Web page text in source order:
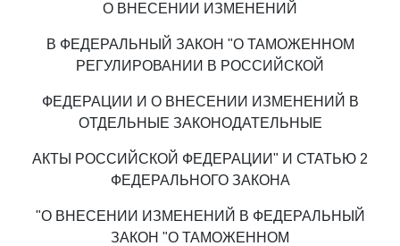
О ВНЕСЕНИИ ИЗМЕНЕНИЙ
В ФЕДЕРАЛЬНЫЙ ЗАКОН "О ТАМОЖЕННОМ
РЕГУЛИРОВАНИИ В РОССИЙСКОЙ
ФЕДЕРАЦИИ И О ВНЕСЕНИИ ИЗМЕНЕНИЙ В
ОТДЕЛЬНЫЕ ЗАКОНОДАТЕЛЬНЫЕ
АКТЫ РОССИЙСКОЙ ФЕДЕРАЦИИ" И СТАТЬЮ 2
ФЕДЕРАЛЬНОГО ЗАКОНА
"О ВНЕСЕНИИ ИЗМЕНЕНИЙ В ФЕДЕРАЛЬНЫЙ
ЗАКОН "О ТАМОЖЕННОМ